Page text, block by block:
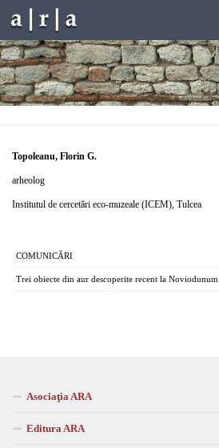
Skip to content
Topoleanu, Florin G.
arheolog
Institutul de cercetări eco-muzeale (ICEM), Tulcea
COMUNICĂRI
Trei obiecte din aur descoperite recent la Noviodunum
Asociaţia ARA
Editura ARA